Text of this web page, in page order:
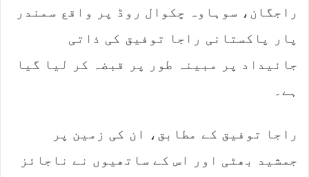
e
راجگان، سوہاوہ چکوال روڈ پر واقع سمندر
پار پاکستانی راجا توفیق کی ذاتی
جائیداد پر مبینہ طور پر قبضہ کر لیا گیا
ہے۔
راجا توفیق کے مطابق، ان کی زمین پر
جمشید بھٹی اور اس کے ساتھیوں نے ناجائز